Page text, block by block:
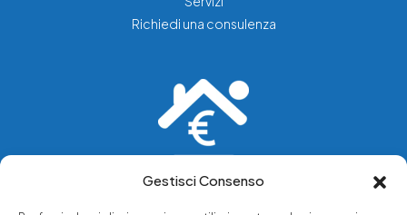
Gestisci Consenso
Richiedi una consulenza